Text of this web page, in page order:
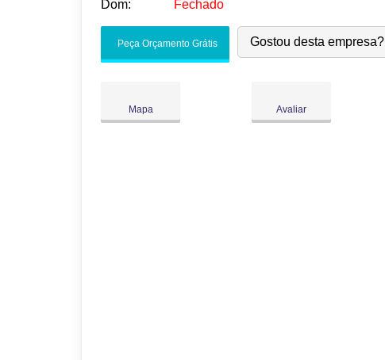
Dom:
Fechado
Sex:
Peça Orçamento Grátis Gostou desta empresa?
Mapa Avaliar